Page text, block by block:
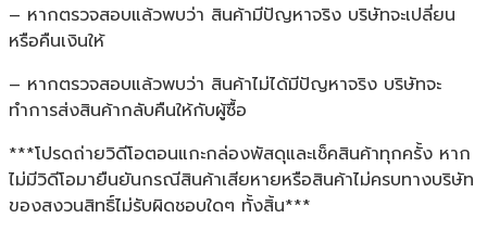
– หากตรวจสอบแล้วพบว่า สินค้ามีปัญหาจริง บริษัทจะเปลี่ยน
หรือคืนเงินให้
– หากตรวจสอบแล้วพบว่า สินค้าไม่ได้มีปัญหาจริง บริษัทจะ
ทำการส่งสินค้ากลับคืนให้กับผู้ซื้อ
***โปรดถ่ายวิดีโอตอนแกะกล่องพัสดุและเช็คสินค้าทุกครั้ง หาก
ไม่มีวิดีโอมายืนยันกรณีสินค้าเสียหายหรือสินค้าไม่ครบทางบริษัท
ของสงวนสิทธิ์ไม่รับผิดชอบใดๆ ทั้งสิ้น***